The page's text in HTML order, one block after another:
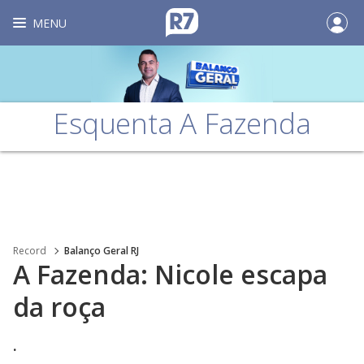
MENU
Esquenta A Fazenda
Record Balanço Geral RJ
A Fazenda: Nicole escapa
da roça
.